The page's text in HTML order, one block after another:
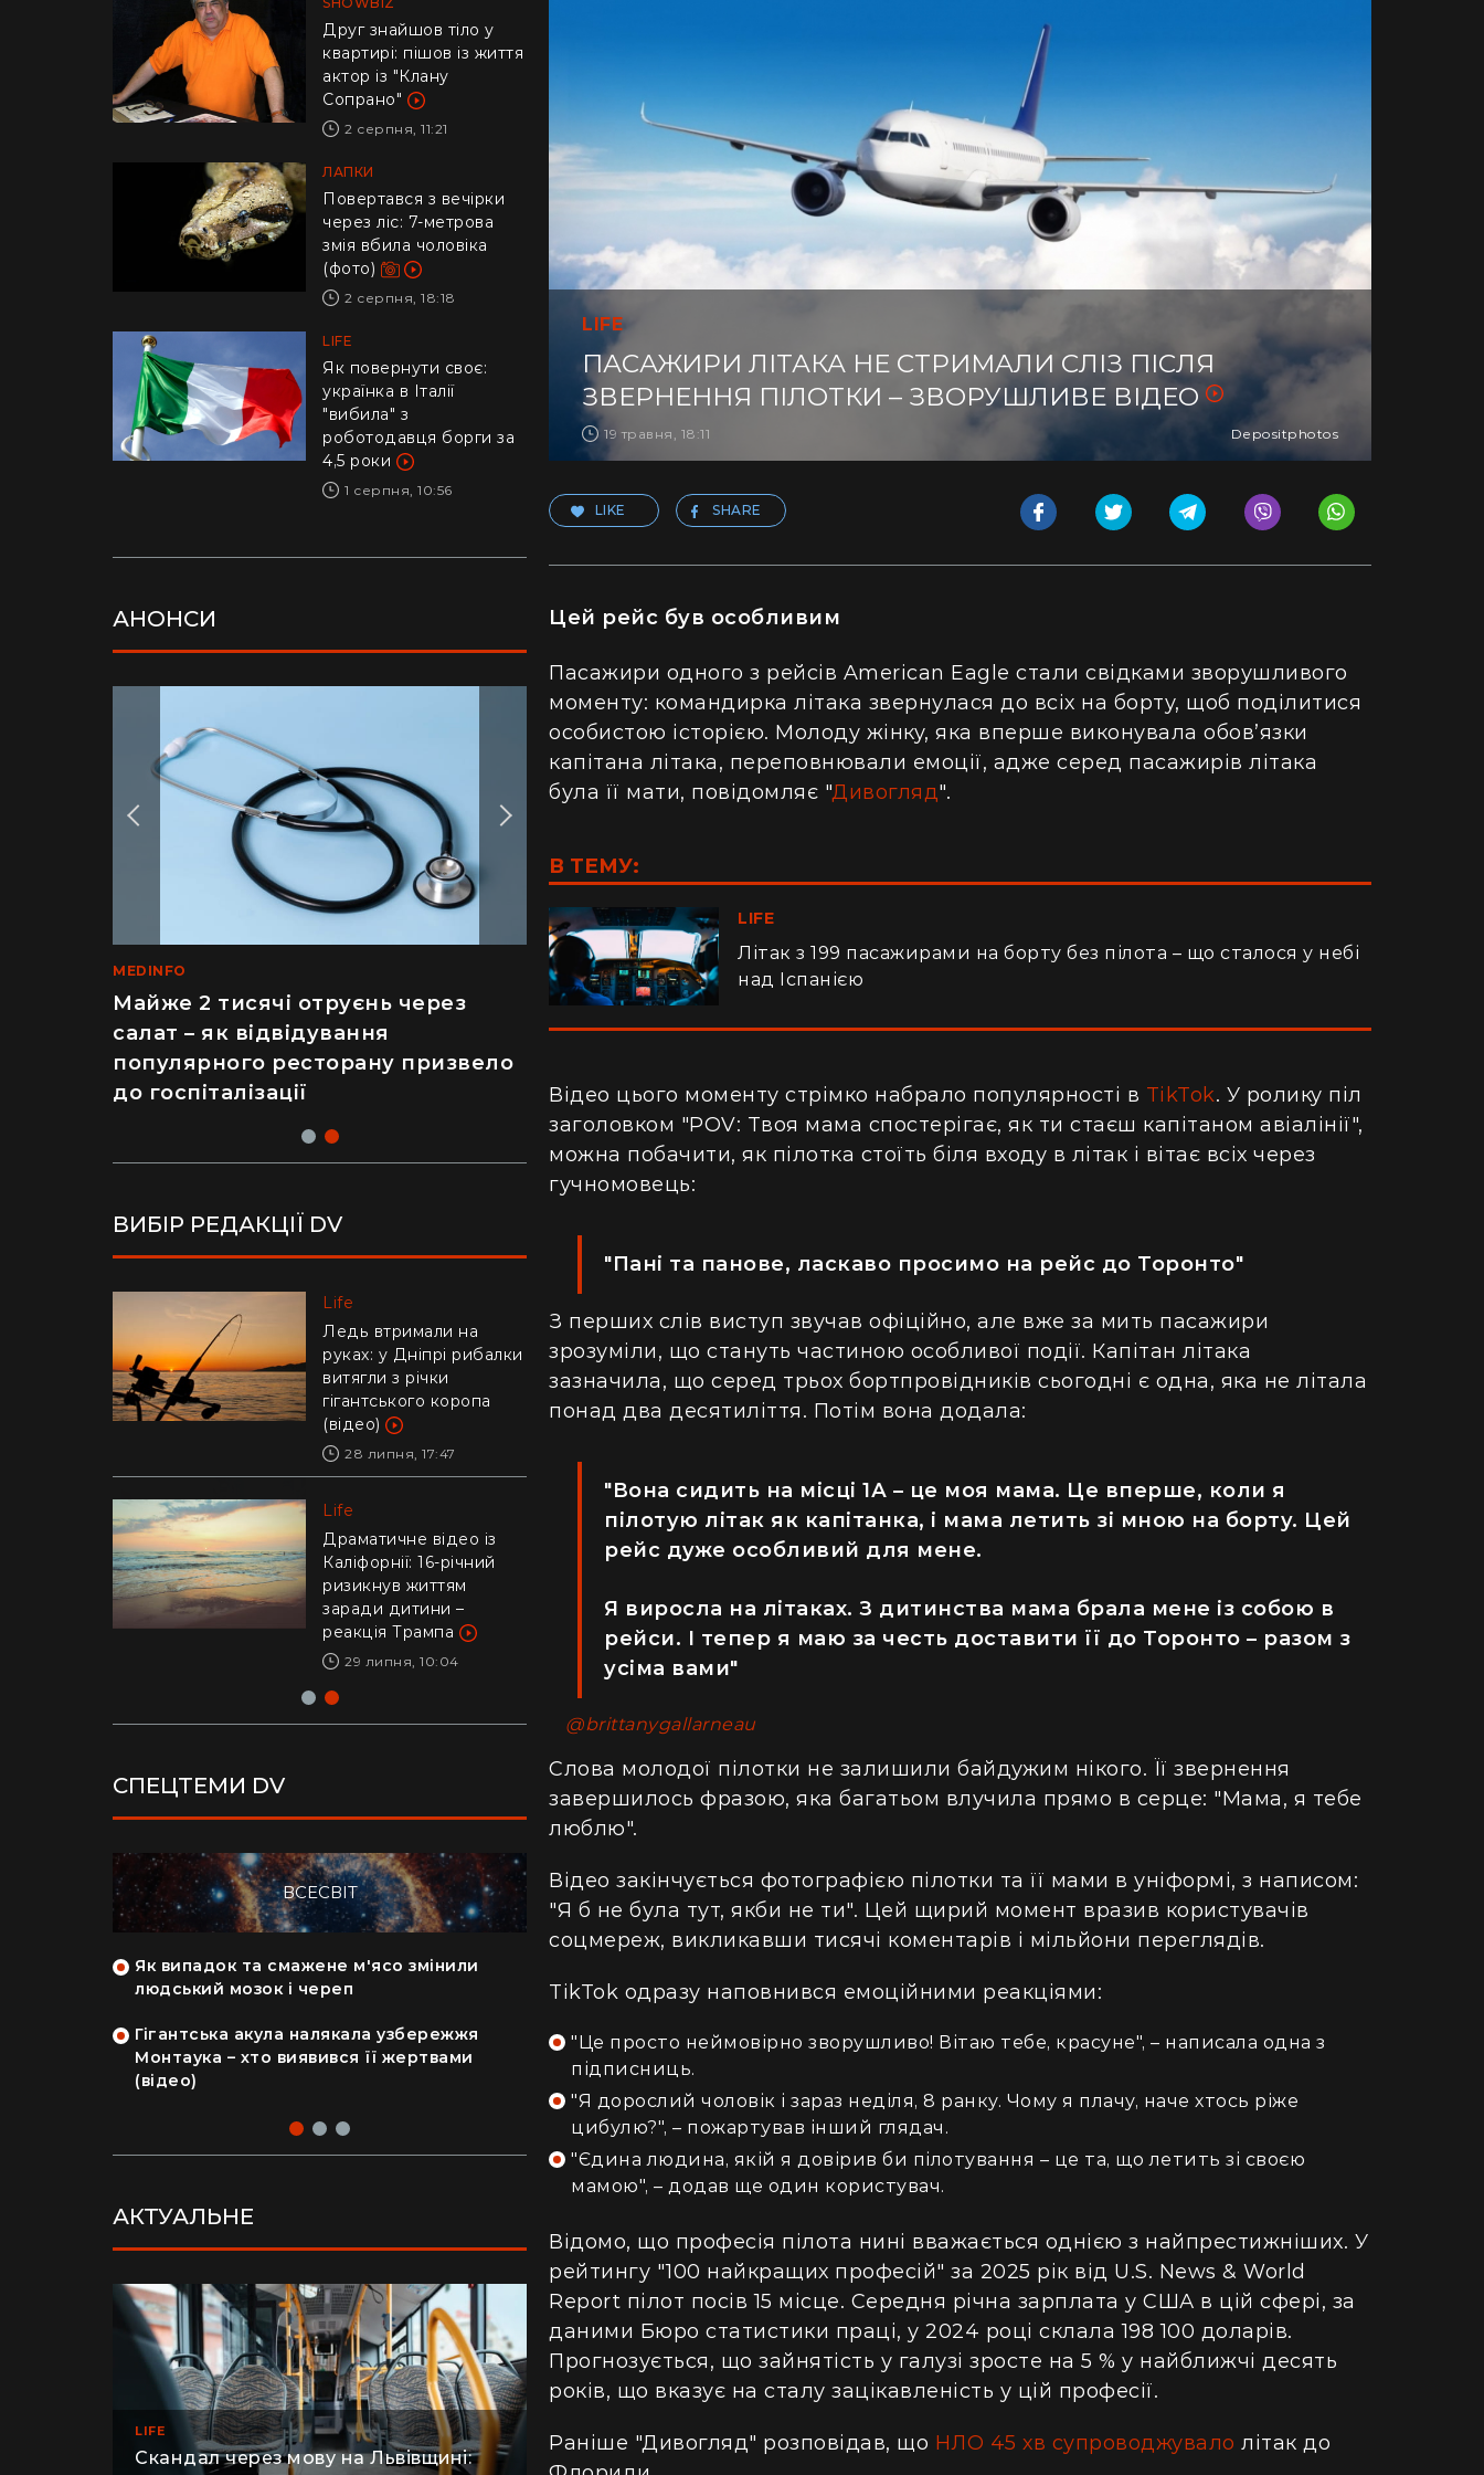
Друг знайшов тіло у
квартирі: пішов із життя
актор із "Клану
Сопрано"
2 серпня, 11:21
ЛАПКИ
Повертався з вечірки
через ліс: 7-метрова
змія вбила чоловіка
(фото)
2 серпня, 18:18
LIFE
​Як повернути своє:
українка в Італії
"вибила" з
роботодавця борги за
4,5 роки
1 серпня, 10:56
АНОНСИ
LIFE
Рік ремонту хати за $8 тисяч:
українка показала перевтілення
сільського будинку (фото)
MEDINFO
Майже 2 тисячі отруєнь через
салат – як відвідування
популярного ресторану призвело
до госпіталізації
ВИБІР РЕДАКЦІЇ DV
Life
Українців попередили
про аферу з
відключенням
електроенергії
30 липня, 10:57
"Це було дуже
стрьомно": українка
відверто пояснила,
чому покинула Канаду
заради Азії
28 липня, 17:04
Life
Ледь втримали на
руках: у Дніпрі рибалки
витягли з річки
гігантського коропа
(відео)
28 липня, 17:47
Life
Драматичне відео із
Каліфорнії: 16-річний
ризикнув життям
заради дитини –
реакція Трампа
29 липня, 10:04
СПЕЦТЕМИ DV
ВСЕСВІТ
Як випадок та смажене м'ясо змінили
людський мозок і череп
Гігантська акула налякала узбережжя
Монтаука – хто виявився її жертвами
(відео)
ПОДОРОЖІ
сотнями туристів в ущелині впали валуни
Життя на круїзному лайнері: скільки
коштує купити каюту та мешкати в морі
ДІМ
перетворили хату в Карпатах на райський
З двокімнатної в село: блогерка продала
з пінопласту (відео)
АКТУАЛЬНЕ
LIFE
Скандал через мову на Львівщині:
LIFE
ПАСАЖИРИ ЛІТАКА НЕ СТРИМАЛИ СЛІЗ ПІСЛЯ
ЗВЕРНЕННЯ ПІЛОТКИ – ЗВОРУШЛИВЕ ВІДЕО
19 травня, 18:11 Depositphotos
LIKE SHARE
Цей рейс був особливим
Пасажири одного з рейсів American Eagle стали свідками зворушливого
моменту: командирка літака звернулася до всіх на борту, щоб поділитися
особистою історією. Молоду жінку, яка вперше виконувала обов’язки
капітана літака, переповнювали емоції, адже серед пасажирів літака
була її мати, повідомляє "Дивогляд".
В ТЕМУ:
LIFE
Літак з 199 пасажирами на борту без пілота – що сталося у небі
над Іспанією
Відео цього моменту стрімко набрало популярності в TikTok. У ролику піл
заголовком "POV: Твоя мама спостерігає, як ти стаєш капітаном авіалінії",
можна побачити, як пілотка стоїть біля входу в літак і вітає всіх через
гучномовець:
"Пані та панове, ласкаво просимо на рейс до Торонто"
З перших слів виступ звучав офіційно, але вже за мить пасажири
зрозуміли, що стануть частиною особливої події. Капітан літака
зазначила, що серед трьох бортпровідників сьогодні є одна, яка не літала
понад два десятиліття. Потім вона додала:
"Вона сидить на місці 1А – це моя мама. Це вперше, коли я
пілотую літак як капітанка, і мама летить зі мною на борту. Цей
рейс дуже особливий для мене.
Я виросла на літаках. З дитинства мама брала мене із собою в
рейси. І тепер я маю за честь доставити її до Торонто – разом з
усіма вами"
@brittanygallarneau
Слова молодої пілотки не залишили байдужим нікого. Її звернення
завершилось фразою, яка багатьом влучила прямо в серце: "Мама, я тебе
люблю".
Відео закінчується фотографією пілотки та її мами в уніформі, з написом:
"Я б не була тут, якби не ти". Цей щирий момент вразив користувачів
соцмереж, викликавши тисячі коментарів і мільйони переглядів.
TikTok одразу наповнився емоційними реакціями:
"Це просто неймовірно зворушливо! Вітаю тебе, красуне", – написала одна з
підписниць.
"Я дорослий чоловік і зараз неділя, 8 ранку. Чому я плачу, наче хтось ріже
цибулю?", – пожартував інший глядач.
"Єдина людина, якій я довірив би пілотування – це та, що летить зі своєю
мамою", – додав ще один користувач.
Відомо, що професія пілота нині вважається однією з найпрестижніших. У
рейтингу "100 найкращих професій" за 2025 рік від U.S. News & World
Report пілот посів 15 місце. Середня річна зарплата у США в цій сфері, за
даними Бюро статистики праці, у 2024 році склала 198 100 доларів.
Прогнозується, що зайнятість у галузі зросте на 5 % у найближчі десять
років, що вказує на сталу зацікавленість у цій професії.
Раніше "Дивогляд" розповідав, що НЛО 45 хв супроводжувало літак до